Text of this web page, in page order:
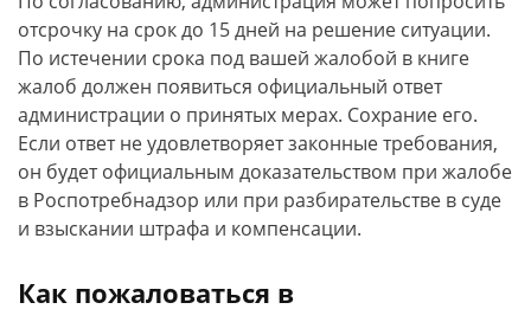
отсрочку на срок до 15 дней на решение ситуации.
По истечении срока под вашей жалобой в книге
жалоб должен появиться официальный ответ
администрации о принятых мерах. Сохрание его.
Если ответ не удовлетворяет законные требования,
он будет официальным доказательством при жалобе
в Роспотребнадзор или при разбирательстве в суде
и взыскании штрафа и компенсации.
Как пожаловаться в